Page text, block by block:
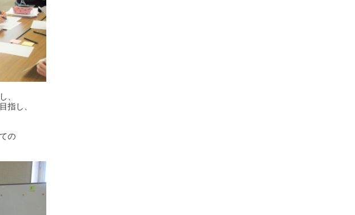
、
指し、
の